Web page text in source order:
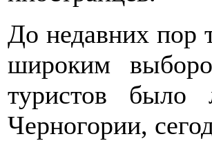
До недавних пор
широким
туристов было
Черногории,